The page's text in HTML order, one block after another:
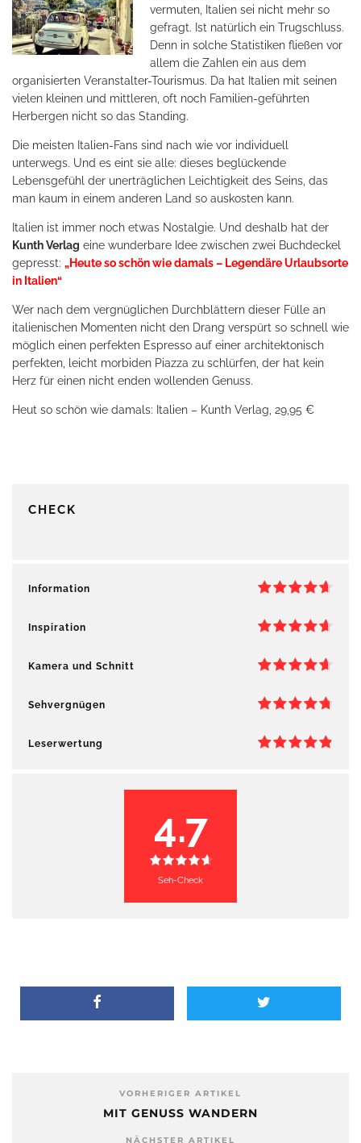
vermuten, Italien sei nicht mehr so
gefragt. Ist natürlich ein Trugschluss.
Denn in solche Statistiken fließen vor
allem die Zahlen ein aus dem
organisierten Veranstalter-Tourismus. Da hat Italien mit seinen
vielen kleinen und mittleren, oft noch Familien-geführten
Herbergen nicht so das Standing.
Die meisten Italien-Fans sind nach wie vor individuell
unterwegs. Und es eint sie alle: dieses beglückende
Lebensgefühl der unerträglichen Leichtigkeit des Seins, das
man kaum in einem anderen Land so auskosten kann.
Italien ist immer noch etwas Nostalgie. Und deshalb hat der
Kunth Verlag eine wunderbare Idee zwischen zwei Buchdeckel
gepresst: „Heute so schön wie damals – Legendäre Urlaubsorte
in Italien“
Wer nach dem vergnüglichen Durchblättern dieser Fülle an
italienischen Momenten nicht den Drang verspürt so schnell wie
möglich einen perfekten Espresso auf einer architektonisch
perfekten, leicht morbiden Piazza zu schlürfen, der hat kein
Herz für einen nicht enden wollenden Genuss.
Heut so schön wie damals: Italien – Kunth Verlag, 29,95 €
CHECK
Information
Inspiration
Kamera und Schnitt
Sehvergnügen
Leserwertung
4.7
Seh-Check
VORHERIGER ARTIKEL
MIT GENUSS WANDERN
NÄCHSTER ARTIKEL